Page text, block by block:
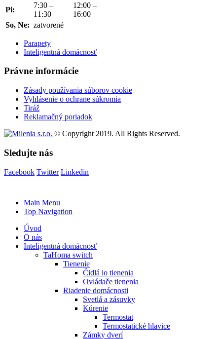
Pi:
7:30 –
11:30
12:00 –
16:00
So, Ne: zatvorené
Parapety
Inteligentná domácnosť
Právne informácie
Zásady používania súborov cookie
Vyhlásenie o ochrane súkromia
Tiráž
Reklamačný poriadok
© Copyright 2019. All Rights Reserved.
Sledujte nás
Facebook Twitter Linkedin
Main Menu
Top Navigation
Úvod
O nás
Inteligentná domácnosť
TaHoma switch
Tienenie
Čidlá io tienenia
Ovládače tienenia
Riadenie domácnosti
Svetlá a zásuvky
Kúrenie
Termostat
Termostatické hlavice
Zámky dverí